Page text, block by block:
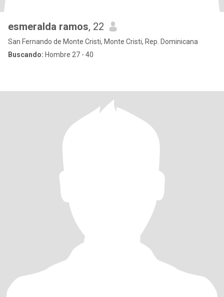
esmeralda ramos, 22
San Fernando de Monte Cristi, Monte Cristi, Rep. Dominicana
Buscando: Hombre 27 - 40